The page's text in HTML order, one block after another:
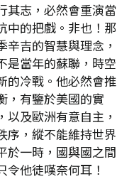
其志，必然會重演當
中的把戲。非也！那
吉的智慧與理念，
是當年的蘇聯，時空
的冷戰。他必然會推
，有鑒於美國的實
及歐洲有意自主，
序，縱不能維持世界
於一時，國與國之間
他徒嘆奈何耳！